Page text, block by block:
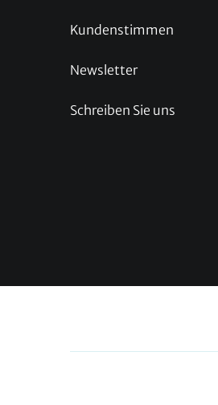
Kundenstimmen
Newsletter
Schreiben Sie uns